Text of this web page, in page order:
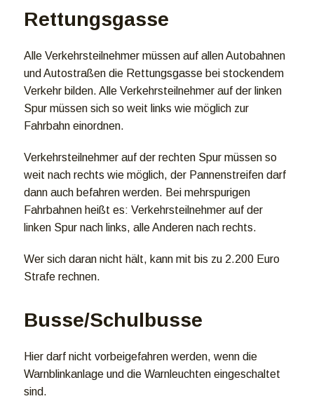
Rettungsgasse
Alle Verkehrsteilnehmer müssen auf allen Autobahnen
und Autostraßen die Rettungsgasse bei stockendem
Verkehr bilden. Alle Verkehrsteilnehmer auf der linken
Spur müssen sich so weit links wie möglich zur
Fahrbahn einordnen.
Verkehrsteilnehmer auf der rechten Spur müssen so
weit nach rechts wie möglich, der Pannenstreifen darf
dann auch befahren werden. Bei mehrspurigen
Fahrbahnen heißt es: Verkehrsteilnehmer auf der
linken Spur nach links, alle Anderen nach rechts.
Wer sich daran nicht hält, kann mit bis zu 2.200 Euro
Strafe rechnen.
Busse/Schulbusse
Hier darf nicht vorbeigefahren werden, wenn die
Warnblinkanlage und die Warnleuchten eingeschaltet
sind.